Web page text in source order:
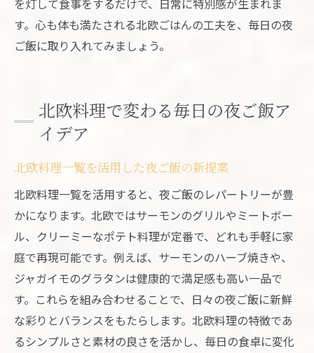
を灯して食事をするだけで、日常に特別感が生まれま
す。心も体も満たされる北欧ごはんの工夫を、毎日の夜
ご飯に取り入れてみましょう。
北欧料理で変わる毎日の夜ご飯ア
イデア
北欧料理一覧を活用した夜ご飯の新提案
北欧料理一覧を活用すると、夜ご飯のレパートリーが豊
かになります。北欧ではサーモンのグリルやミートボー
ル、クリーミーなポテト料理が定番で、どれも手軽に家
庭で再現可能です。例えば、サーモンのハーブ焼きや、
ジャガイモのグラタンは健康的で満足感も高い一品で
す。これらを組み合わせることで、日々の夜ご飯に新鮮
な彩りとバランスをもたらします。北欧料理の特徴であ
るシンプルさと素材の良さを活かし、毎日の食卓に変化